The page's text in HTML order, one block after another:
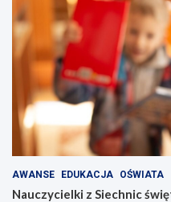
AWANSE EDUKACJA OŚWIATA
Nauczycielki z Siechnic